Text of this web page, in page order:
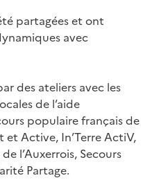
partagées et ont
avec
des ateliers avec les
de l’aide
populaire français de
et Active, In’Terre ActiV,
l’Auxerrois, Secours
Partage.